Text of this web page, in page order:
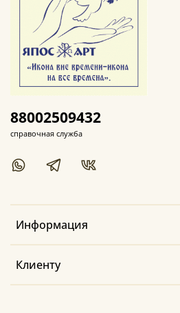
Информация
Клиенту
88002509432
справочная служба